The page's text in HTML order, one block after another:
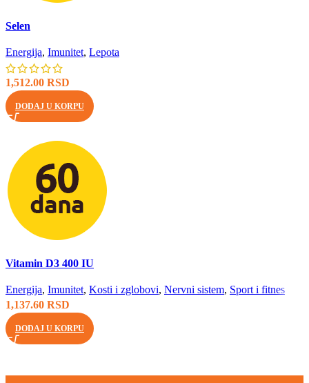
Selen
Energija, Imunitet, Lepota
1,512.00 RSD
DODAJ U KORPU
Vitamin D3 400 IU
Energija, Imunitet, Kosti i zglobovi, Nervni sistem, Sport i fitnes
1,137.60 RSD
DODAJ U KORPU